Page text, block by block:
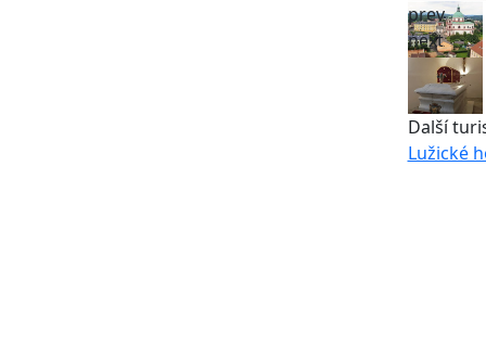
prev
next
Další
Lužické